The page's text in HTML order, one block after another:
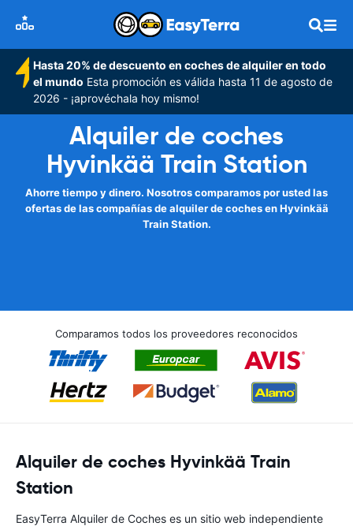
Hasta 20% de descuento en coches de alquiler en todo
el mundo Esta promoción es válida hasta 11 de agosto de
2026 - ¡aprovéchala hoy mismo!
Alquiler de coches
Hyvinkää Train Station
Ahorre tiempo y dinero. Nosotros comparamos por usted las
ofertas de las compañías de alquiler de coches en Hyvinkää
Train Station.
Comparamos todos los proveedores reconocidos
Alquiler de coches Hyvinkää Train
Station
EasyTerra Alquiler de Coches es un sitio web independiente